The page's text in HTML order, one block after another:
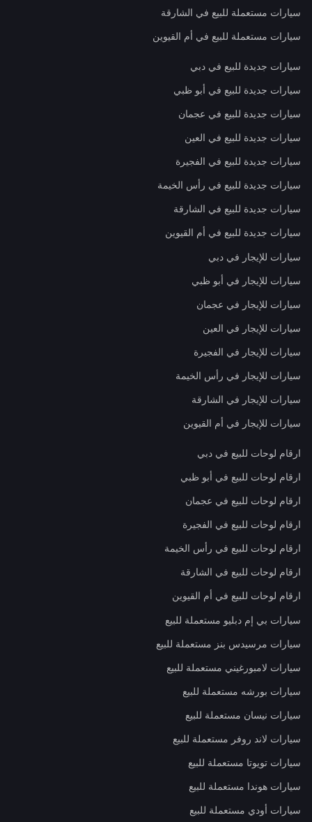
سيارات مستعملة للبيع في الشارقة
سيارات مستعملة للبيع في أم القيوين
سيارات جديدة للبيع في دبي
سيارات جديدة للبيع في أبو ظبي
سيارات جديدة للبيع في عجمان
سيارات جديدة للبيع في العين
سيارات جديدة للبيع في الفجيرة
سيارات جديدة للبيع في رأس الخيمة
سيارات جديدة للبيع في الشارقة
سيارات جديدة للبيع في أم القيوين
سيارات للإيجار في دبي
سيارات للإيجار في أبو ظبي
سيارات للإيجار في عجمان
سيارات للإيجار في العين
سيارات للإيجار في الفجيرة
سيارات للإيجار في رأس الخيمة
سيارات للإيجار في الشارقة
سيارات للإيجار في أم القيوين
ارقام لوحات للبيع في دبي
ارقام لوحات للبيع في أبو ظبي
ارقام لوحات للبيع في عجمان
ارقام لوحات للبيع في الفجيرة
ارقام لوحات للبيع في رأس الخيمة
ارقام لوحات للبيع في الشارقة
ارقام لوحات للبيع في أم القيوين
سيارات بي إم دبليو مستعملة للبيع
سيارات مرسيدس بنز مستعملة للبيع
سيارات لامبورغيني مستعملة للبيع
سيارات بورشه مستعملة للبيع
سيارات نيسان مستعملة للبيع
سيارات لاند روفر مستعملة للبيع
سيارات تويوتا مستعملة للبيع
سيارات هوندا مستعملة للبيع
سيارات أودي مستعملة للبيع